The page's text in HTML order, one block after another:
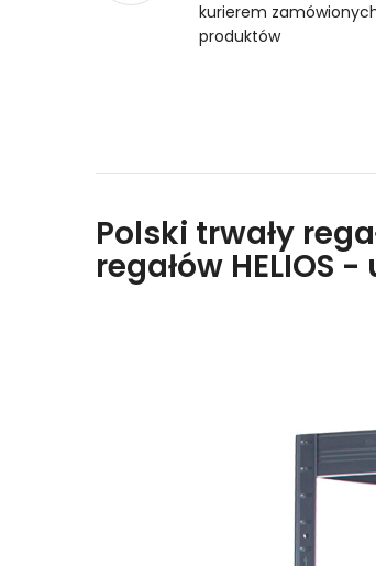
kurierem
produktów
Polski trwały
regałów HELIOS